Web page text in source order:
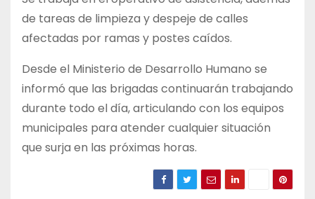
de tareas de limpieza y despeje de calles
afectadas por ramas y postes caídos.
Desde el Ministerio de Desarrollo Humano se
informó que las brigadas continuarán trabajando
durante todo el día, articulando con los equipos
municipales para atender cualquier situación
que surja en las próximas horas.